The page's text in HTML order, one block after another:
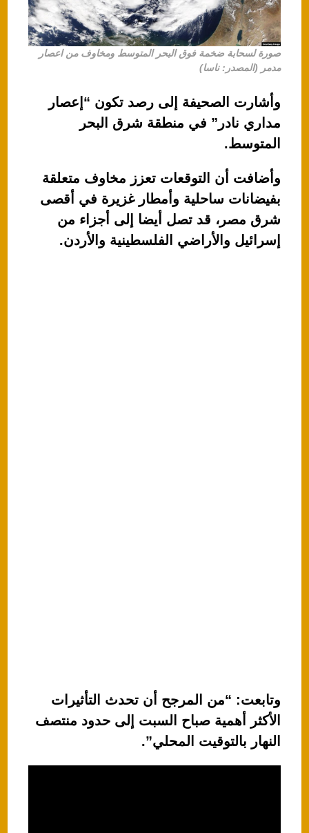
صورة لسحابة ضخمة فوق البحر المتوسط ومخاوف من اعصار
مدمر (المصدر: ناسا)
وأشارت الصحيفة إلى رصد تكون “إعصار
مداري نادر” في منطقة شرق البحر
المتوسط.
وأضافت أن التوقعات تعزز مخاوف متعلقة
بفيضانات ساحلية وأمطار غزيرة في أقصى
شرق مصر، قد تصل أيضا إلى أجزاء من
إسرائيل والأراضي الفلسطينية والأردن.
وتابعت: “من المرجح أن تحدث التأثيرات
الأكثر أهمية صباح السبت إلى حدود منتصف
النهار بالتوقيت المحلي”.